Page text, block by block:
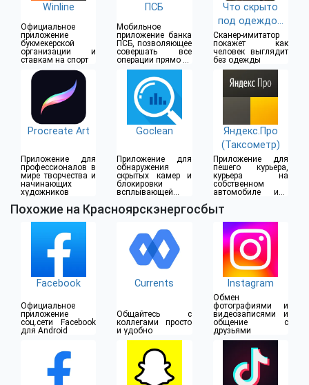
Winline
Официальное
приложение
букмекерской
организации и
ставкам на спорт
ПСБ
Мобильное
приложение банка
ПСБ, позволяющее
совершать все
операции прямо из
дома
Что скрыто
под одеждой
(18+)
Сканер-имитатор
покажет как
человек выглядит
без одежды
Procreate Art
Приложение для
профессионалов в
мире творчества и
начинающих
художников
Goclean
Приложение для
обнаружения
скрытых камер и
блокировки
всплывающей
Яндекс.Про
(Таксометр)
Приложение для
пешего курьера,
курьера на
собственном
автомобиле или
Похожие на Красноярскэнергосбыт
Facebook
Официальное
приложение
соц.сети Facebook
для Android
Currents
Общайтесь с
коллегами просто
и удобно
Instagram
Обмен
фотографиями и
видеозаписями и
общение с
друзьями